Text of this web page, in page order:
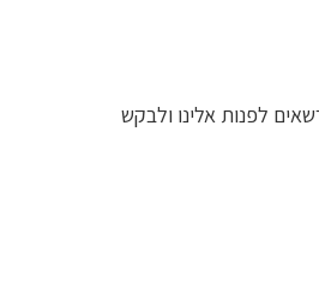
לפנות אלינו ולבקש